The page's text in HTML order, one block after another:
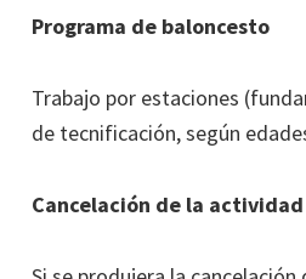
Programa de baloncesto
Trabajo por estaciones
de tecnificación, según
Cancelación de la actividad